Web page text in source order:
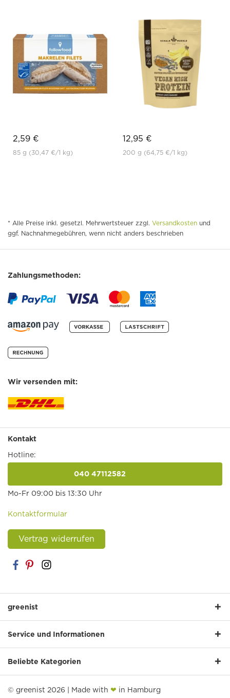
2,59 €
85 g (30,47 €/1 kg)
12,95 €
200 g (64,75 €/1 kg)
* Alle Preise inkl. gesetzl. Mehrwertsteuer zzgl. Versandkosten und
ggf. Nachnahmegebühren, wenn nicht anders beschrieben
Zahlungsmethoden:
Wir versenden mit:
Kontakt
Hotline:
040 47112582
Mo-Fr 09:00 bis 13:30 Uhr
Kontaktformular
Vertrag widerrufen
greenist
Service und Informationen
Beliebte Kategorien
© greenist 2026 | Made with ❤ in Hamburg